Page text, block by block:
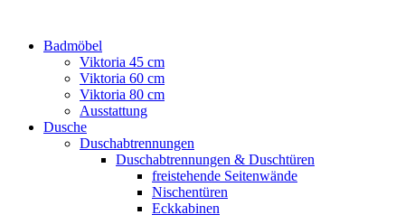
Badmöbel
Viktoria 45 cm
Viktoria 60 cm
Viktoria 80 cm
Ausstattung
Dusche
Duschabtrennungen
Duschabtrennungen & Duschtüren
freistehende Seitenwände
Nischentüren
Eckkabinen